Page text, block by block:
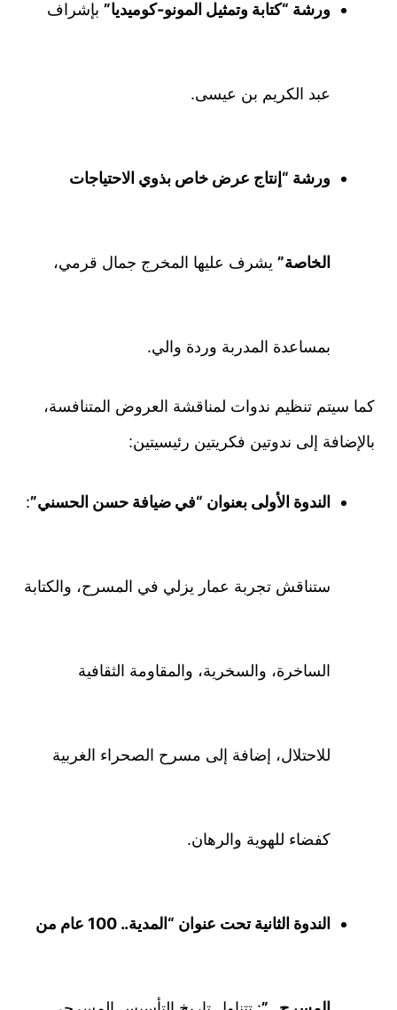
ورشة “كتابة وتمثيل المونو-كوميديا” بإشراف
عبد الكريم بن عيسى.
ورشة “إنتاج عرض خاص بذوي الاحتياجات
الخاصة” يشرف عليها المخرج جمال قرمي،
بمساعدة المدربة وردة والي.
كما سيتم تنظيم ندوات لمناقشة العروض المتنافسة،
بالإضافة إلى ندوتين فكريتين رئيسيتين:
الندوة الأولى بعنوان “في ضيافة حسن الحسني”:
ستناقش تجربة عمار يزلي في المسرح، والكتابة
الساخرة، والسخرية، والمقاومة الثقافية
للاحتلال، إضافة إلى مسرح الصحراء الغربية
كفضاء للهوية والرهان.
الندوة الثانية تحت عنوان “المدية.. 100 عام من